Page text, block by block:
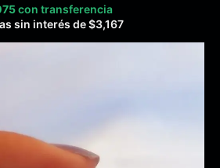
con transferencia
sin interés de$3,167